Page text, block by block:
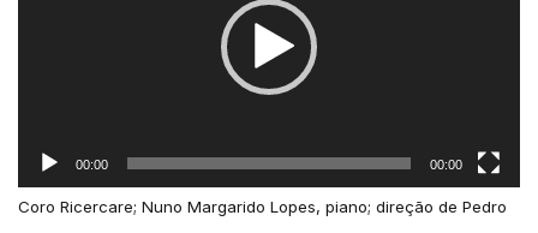
00:00 00:00
Coro Ricercare; Nuno Margarido Lopes, piano; direção de Pedro